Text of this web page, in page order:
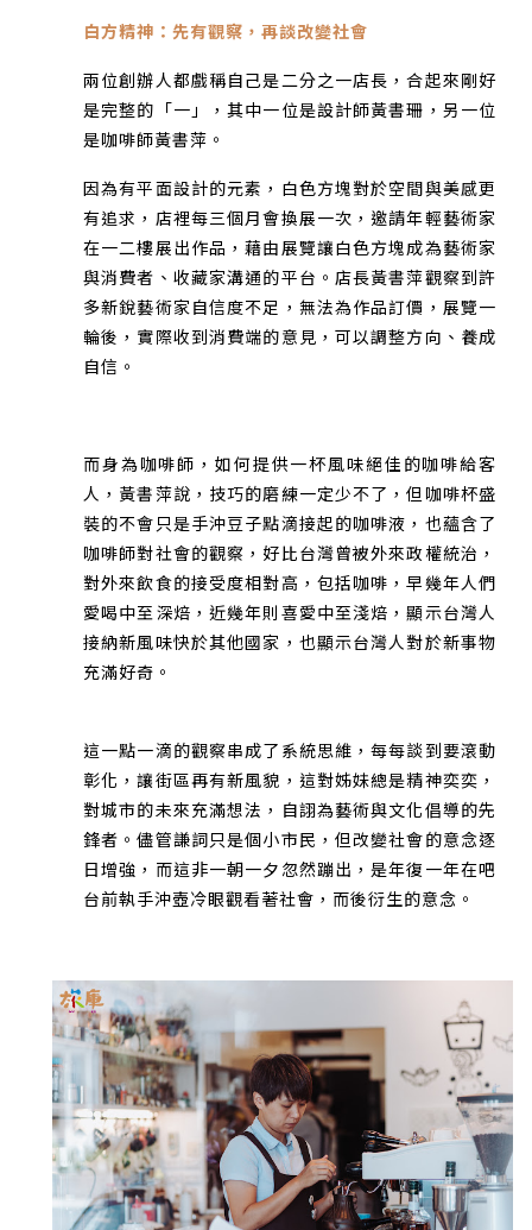
白方精神：先有觀察，再談改變社會
兩位創辦人都戲稱自己是二分之一店長，合起來剛好
是完整的「一」，其中一位是設計師黃書珊，另一位
是咖啡師黃書萍。
因為有平面設計的元素，白色方塊對於空間與美感更
有追求，店裡每三個月會換展一次，邀請年輕藝術家
在一二樓展出作品，藉由展覽讓白色方塊成為藝術家
與消費者、收藏家溝通的平台。店長黃書萍觀察到許
多新銳藝術家自信度不足，無法為作品訂價，展覽一
輪後，實際收到消費端的意見，可以調整方向、養成
自信。
而身為咖啡師，如何提供一杯風味絕佳的咖啡給客
人，黃書萍說，技巧的磨練一定少不了，但咖啡杯盛
裝的不會只是手沖豆子點滴接起的咖啡液，也蘊含了
咖啡師對社會的觀察，好比台灣曾被外來政權統治，
對外來飲食的接受度相對高，包括咖啡，早幾年人們
愛喝中至深焙，近幾年則喜愛中至淺焙，顯示台灣人
接納新風味快於其他國家，也顯示台灣人對於新事物
充滿好奇。
這一點一滴的觀察串成了系統思維，每每談到要滾動
彰化，讓街區再有新風貌，這對姊妹總是精神奕奕，
對城市的未來充滿想法，自詡為藝術與文化倡導的先
鋒者。儘管謙詞只是個小市民，但改變社會的意念逐
日增強，而這非一朝一夕忽然蹦出，是年復一年在吧
台前執手沖壺冷眼觀看著社會，而後衍生的意念。